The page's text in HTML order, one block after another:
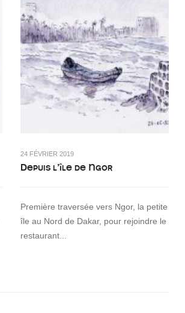
24 FÉVRIER 2019
Depuis l’île de Ngor
Première traversée vers Ngor, la petite
île au Nord de Dakar, pour rejoindre le
restaurant...